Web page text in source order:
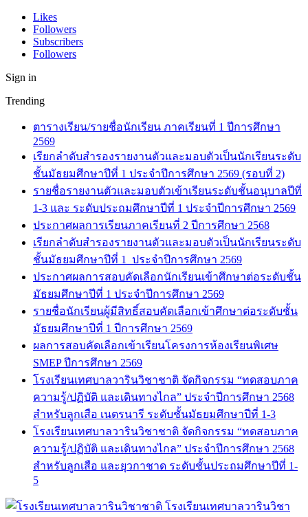
Likes
Followers
Subscribers
Followers
Sign in
Trending
ตารางเรียน/รายชื่อนักเรียน ภาคเรียนที่ 1 ปีการศึกษา
2569
เรียกลำดับสำรองรายงานตัวและมอบตัวเป็นนักเรียนระดับ
ชั้นมัธยมศึกษาปีที่ 1 ประจำปีการศึกษา 2569 (รอบที่ 2)
รายชื่อรายงานตัวและมอบตัวเข้าเรียนระดับชั้นอนุบาลปีที่
1-3 และ ระดับประถมศึกษาปีที่ 1 ประจำปีการศึกษา 2569
ประกาศผลการเรียนภาคเรียนที่ 2 ปีการศึกษา 2568
เรียกลำดับสำรองรายงานตัวและมอบตัวเป็นนักเรียนระดับ
ชั้นมัธยมศึกษาปีที่ 1 ประจำปีการศึกษา 2569
ประกาศผลการสอบคัดเลือกนักเรียนเข้าศึกษาต่อระดับชั้น
มัธยมศึกษาปีที่ 1 ประจำปีการศึกษา 2569
รายชื่อนักเรียนผู้มีสิทธิ์สอบคัดเลือกเข้าศึกษาต่อระดับชั้น
มัธยมศึกษาปีที่ 1 ปีการศึกษา 2569
ผลการสอบคัดเลือกเข้าเรียนโครงการห้องเรียนพิเศษ
SMEP ปีการศึกษา 2569
โรงเรียนเทศบาลวารินวิชาชาติ จัดกิจกรรม “ทดสอบภาค
ความรู้/ปฏิบัติ และเดินทางไกล” ประจำปีการศึกษา 2568
สำหรับลูกเสือ เนตรนารี ระดับชั้นมัธยมศึกษาปีที่ 1-3
โรงเรียนเทศบาลวารินวิชาชาติ จัดกิจกรรม “ทดสอบภาค
ความรู้/ปฏิบัติ และเดินทางไกล” ประจำปีการศึกษา 2568
สำหรับลูกเสือ และยุวกาชาด ระดับชั้นประถมศึกษาปีที่ 1-
5
โรงเรียนเทศบาลวารินวิชา